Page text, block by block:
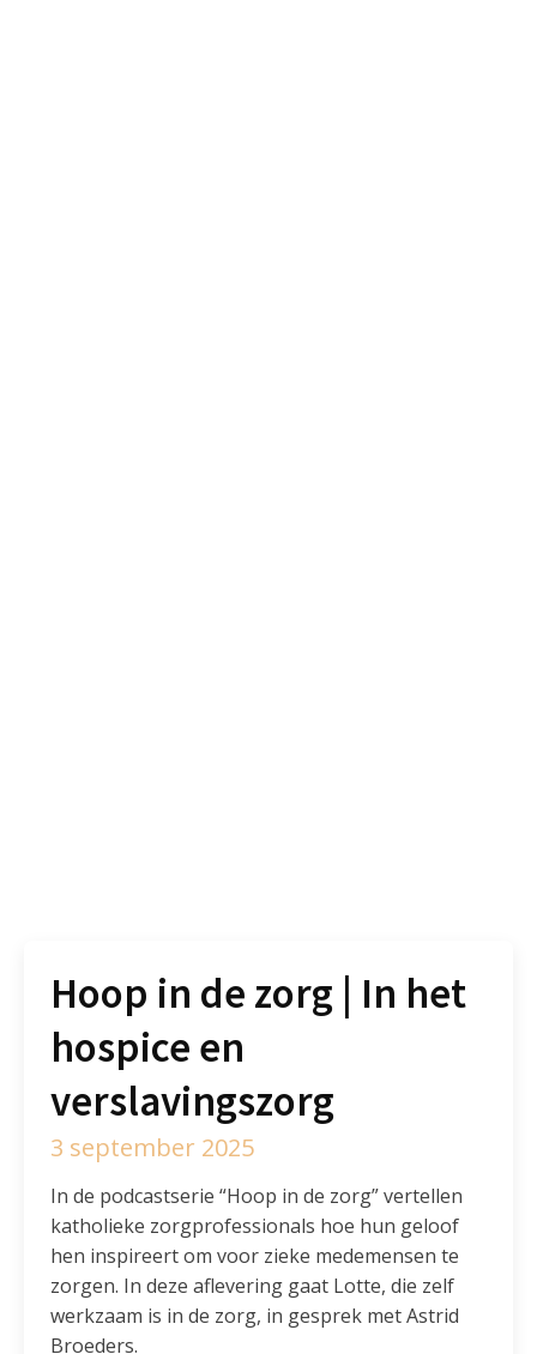
Hoop in de zorg | In het
hospice en
verslavingszorg
3 september 2025
In de podcastserie “Hoop in de zorg” vertellen
katholieke zorgprofessionals hoe hun geloof
hen inspireert om voor zieke medemensen te
zorgen. In deze aflevering gaat Lotte, die zelf
werkzaam is in de zorg, in gesprek met Astrid
Broeders.